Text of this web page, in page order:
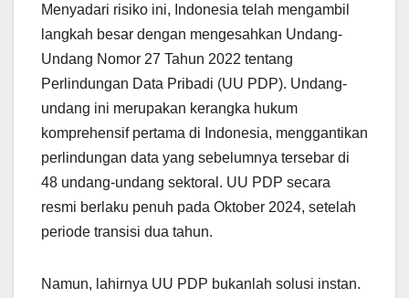
Menyadari risiko ini, Indonesia telah mengambil
langkah besar dengan mengesahkan Undang-
Undang Nomor 27 Tahun 2022 tentang
Perlindungan Data Pribadi (UU PDP). Undang-
undang ini merupakan kerangka hukum
komprehensif pertama di Indonesia, menggantikan
perlindungan data yang sebelumnya tersebar di
48 undang-undang sektoral. UU PDP secara
resmi berlaku penuh pada Oktober 2024, setelah
periode transisi dua tahun.
Namun, lahirnya UU PDP bukanlah solusi instan.